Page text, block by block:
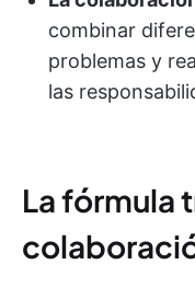
combinar
problemas y
las
La fórmula